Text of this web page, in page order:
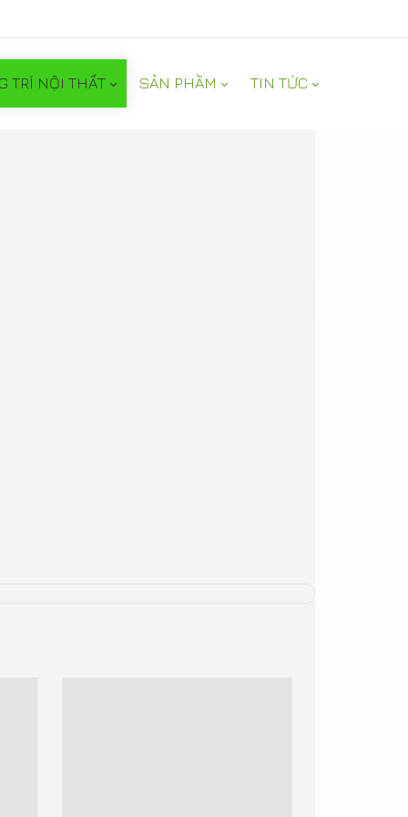
TRÍ NỘI THẤT SẢN PHẦM TIN TỨC